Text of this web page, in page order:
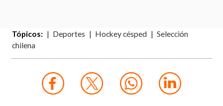
Tópicos: Deportes Hockey césped
Selección
chilena